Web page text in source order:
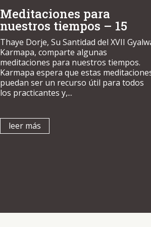
Meditaciones para
nuestros tiempos – 15
Thaye Dorje, Su Santidad del XVII
Karmapa, comparte algunas
meditaciones para nuestros tiempos.
Karmapa espera que estas
puedan ser un recurso útil para todos
los practicantes y,...
leer más